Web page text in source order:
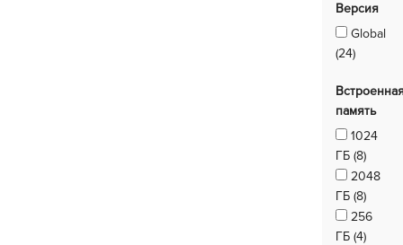
Версия
Global
(24)
память
1024
ГБ (8)
2048
ГБ (8)
256
ГБ (4)